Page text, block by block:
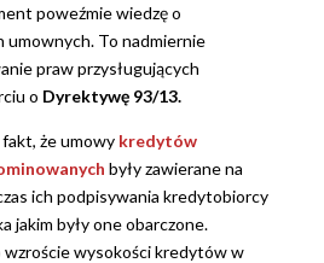
poweźmie wiedzę o
umownych. To nadmiernie
praw przysługujących
o Dyrektywę 93/13.
że umowy kredytów
były zawierane na
ich podpisywania kredytobiorcy
jakim były one obarczone.
wzroście wysokości kredytów w